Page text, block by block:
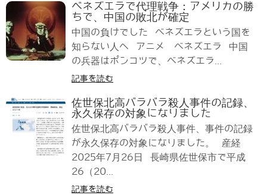
ベネズエラで代理戦争：アメリカの勝
ちで、中国の敗北が確定
中国の負けでした ベネズエラという国を
知らない人へ アニメ ベネズエラ 中国
の兵器はポンコツで、ベネズエラ...
記事を読む
佐世保北高バラバラ殺人事件の記録、
永久保存の対象になりました
佐世保北高バラバラ殺人事件、事件の記録
が永久保存の対象になりました。 産経
2025年7月26日 長崎県佐世保市で平成
26（20...
記事を読む